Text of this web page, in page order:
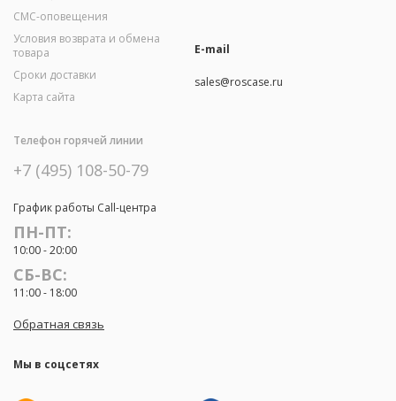
СМС-оповещения
Условия возврата и обмена
товара
Сроки доставки
Карта сайта
E-mail
sales@roscase.ru
Телефон горячей линии
+7 (495) 108-50-79
График работы Call-центра
ПН-ПТ:
10:00 - 20:00
СБ-ВС:
11:00 - 18:00
Обратная связь
Мы в соцсетях